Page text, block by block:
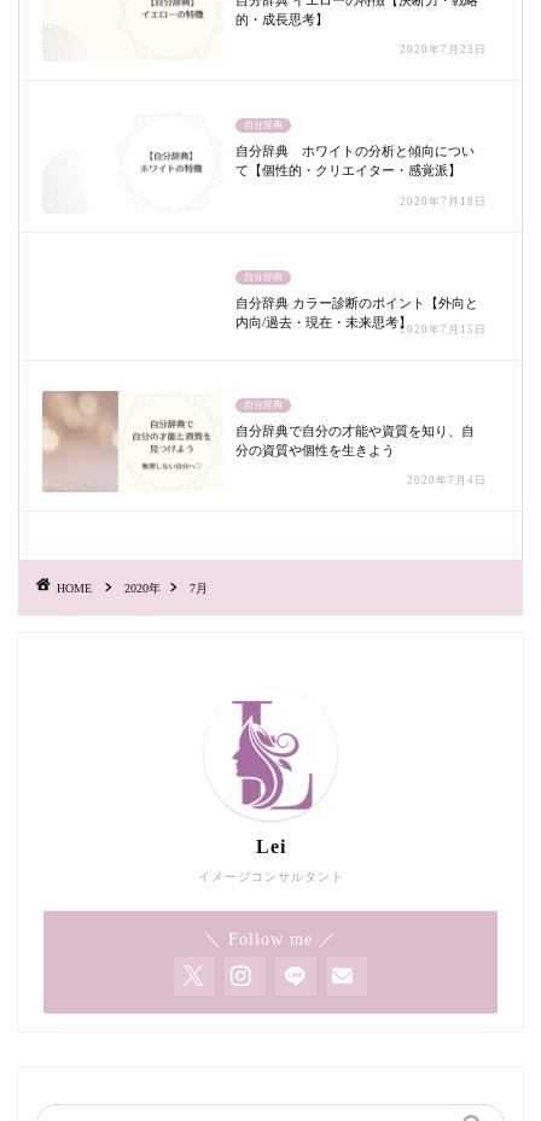
的・成長思考】
2020年7月23日
自分辞典
自分辞典 ホワイトの分析と傾向につい
て【個性的・クリエイター・感覚派】
2020年7月18日
自分辞典
自分辞典 カラー診断のポイント【外向と
内向/過去・現在・未来思考】2020年7月15日
自分辞典
自分辞典で自分の才能や資質を知り、自
分の資質や個性を生きよう
2020年7月4日
HOME 2020年 7月
イメージコンサルタント
Lei
＼ Follow me ／